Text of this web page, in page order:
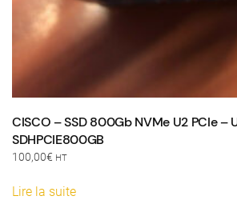
CISCO – SSD 800Gb NVMe U2 PCIe –
SDHPCIE800GB
100,00€ HT
Lire la suite